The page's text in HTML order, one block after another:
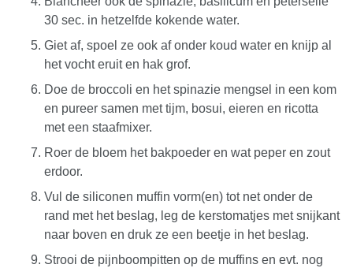
30 sec. in hetzelfde kokende water.
Giet af, spoel ze ook af onder koud water en knijp al
het vocht eruit en hak grof.
Doe de broccoli en het spinazie mengsel in een kom
en pureer samen met tijm, bosui, eieren en ricotta
met een staafmixer.
Roer de bloem het bakpoeder en wat peper en zout
erdoor.
Vul de siliconen muffin vorm(en) tot net onder de
rand met het beslag, leg de kerstomatjes met snijkant
naar boven en druk ze een beetje in het beslag.
Strooi de pijnboompitten op de muffins en evt. nog